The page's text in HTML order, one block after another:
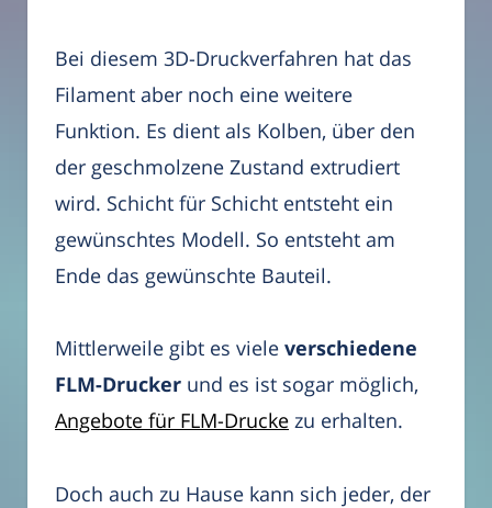
Bei diesem 3D-Druckverfahren hat das
Filament aber noch eine weitere
Funktion. Es dient als Kolben, über den
der geschmolzene Zustand extrudiert
wird. Schicht für Schicht entsteht ein
gewünschtes Modell. So entsteht am
Ende das gewünschte Bauteil.
Mittlerweile gibt es viele verschiedene
FLM-Drucker und es ist sogar möglich,
Angebote für FLM-Drucke zu erhalten.
Doch auch zu Hause kann sich jeder, der